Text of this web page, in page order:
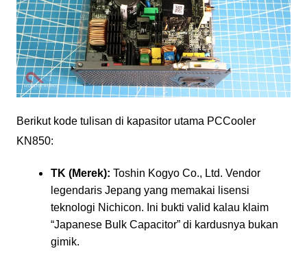
Berikut kode tulisan di kapasitor utama PCCooler
KN850:
TK (Merek): Toshin Kogyo Co., Ltd. Vendor
legendaris Jepang yang memakai lisensi
teknologi Nichicon. Ini bukti valid kalau klaim
“Japanese Bulk Capacitor” di kardusnya bukan
gimik.